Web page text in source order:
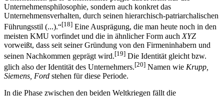
Unternehmer. „Der Unternehmer prägte dabei nicht nur die
Unternehmensphilosophie, sondern auch konkret das
Unternehmensverhalten, durch seinen hierarchisch-patriarchalischen
Führungsstil (...).“[18]Eine Ausprägung, die man heute noch in den
meisten KMU vorfindet und die in ähnlicher Form auchXYZ
vorweißt, dass seit seiner Gründung von den Firmeninhabern und
seinen Nachkommen geprägt wird.
Die Identität gleicht bzw.
glich also der Identität des Unternehmers.